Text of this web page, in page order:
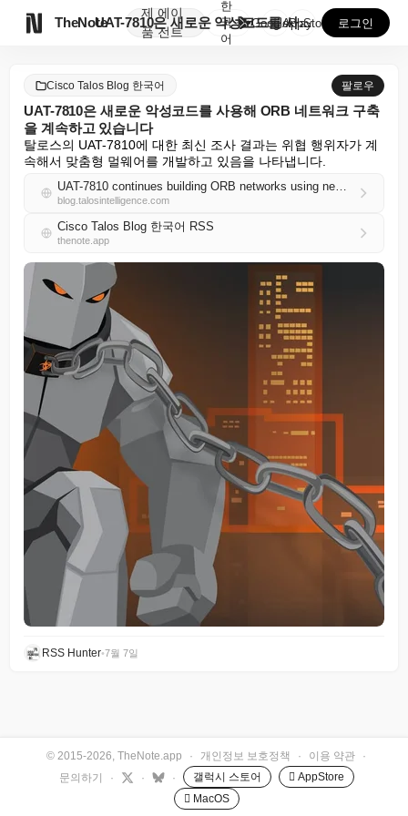
TheNote
제
품
에이
전트
UAT-7810은 새로운 악성코드를 사용해 ORB 네트...
한
국
어
GooglePlay
AppStore 로그인
Cisco Talos Blog 한국어 팔로우
UAT-7810은 새로운 악성코드를 사용해 ORB 네트워크 구축
을 계속하고 있습니다
탈로스의 UAT-7810에 대한 최신 조사 결과는 위협 행위자가 계
속해서 맞춤형 멀웨어를 개발하고 있음을 나타냅니다.
UAT-7810 continues building ORB networks using new malware
blog.talosintelligence.com
Cisco Talos Blog 한국어 RSS
thenote.app
RSS Hunter•7월 7일
© 2015-2026, TheNote.app · 개인정보 보호정책 · 이용 약관
·
문의하기
· · · 갤럭시 스토어
 AppStore
 MacOS